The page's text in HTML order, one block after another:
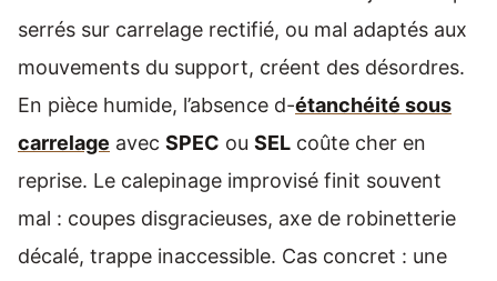
serrés sur carrelage rectifié, ou mal adaptés aux
mouvements du support, créent des désordres.
En pièce humide, l’absence d-étanchéité sous
carrelage avec SPEC ou SEL coûte cher en
reprise. Le calepinage improvisé finit souvent
mal : coupes disgracieuses, axe de robinetterie
décalé, trappe inaccessible. Cas concret : une